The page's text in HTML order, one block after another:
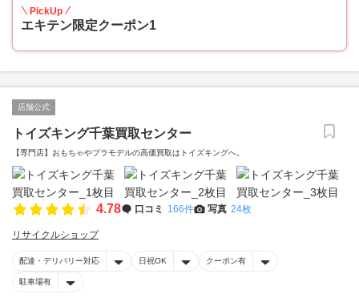
PickUp
エキテン限定クーポン1
店舗公式
トイズキング千葉買取センター
【専門店】おもちゃやプラモデルの高価買取はトイズキングへ。‎
4.78 口コミ 166件 写真 24枚
リサイクルショップ
配達・デリバリー対応 日祝OK クーポン有
駐車場有